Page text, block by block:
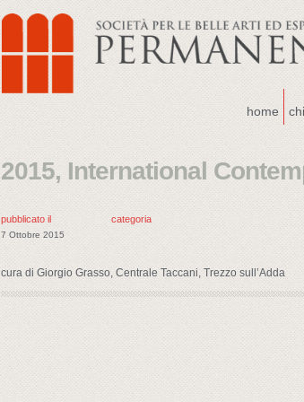
home
2015, International
pubblicato il
7 Ottobre 2015
categoria
cura di Giorgio Grasso, Centrale Taccani, Trezzo sull’Adda